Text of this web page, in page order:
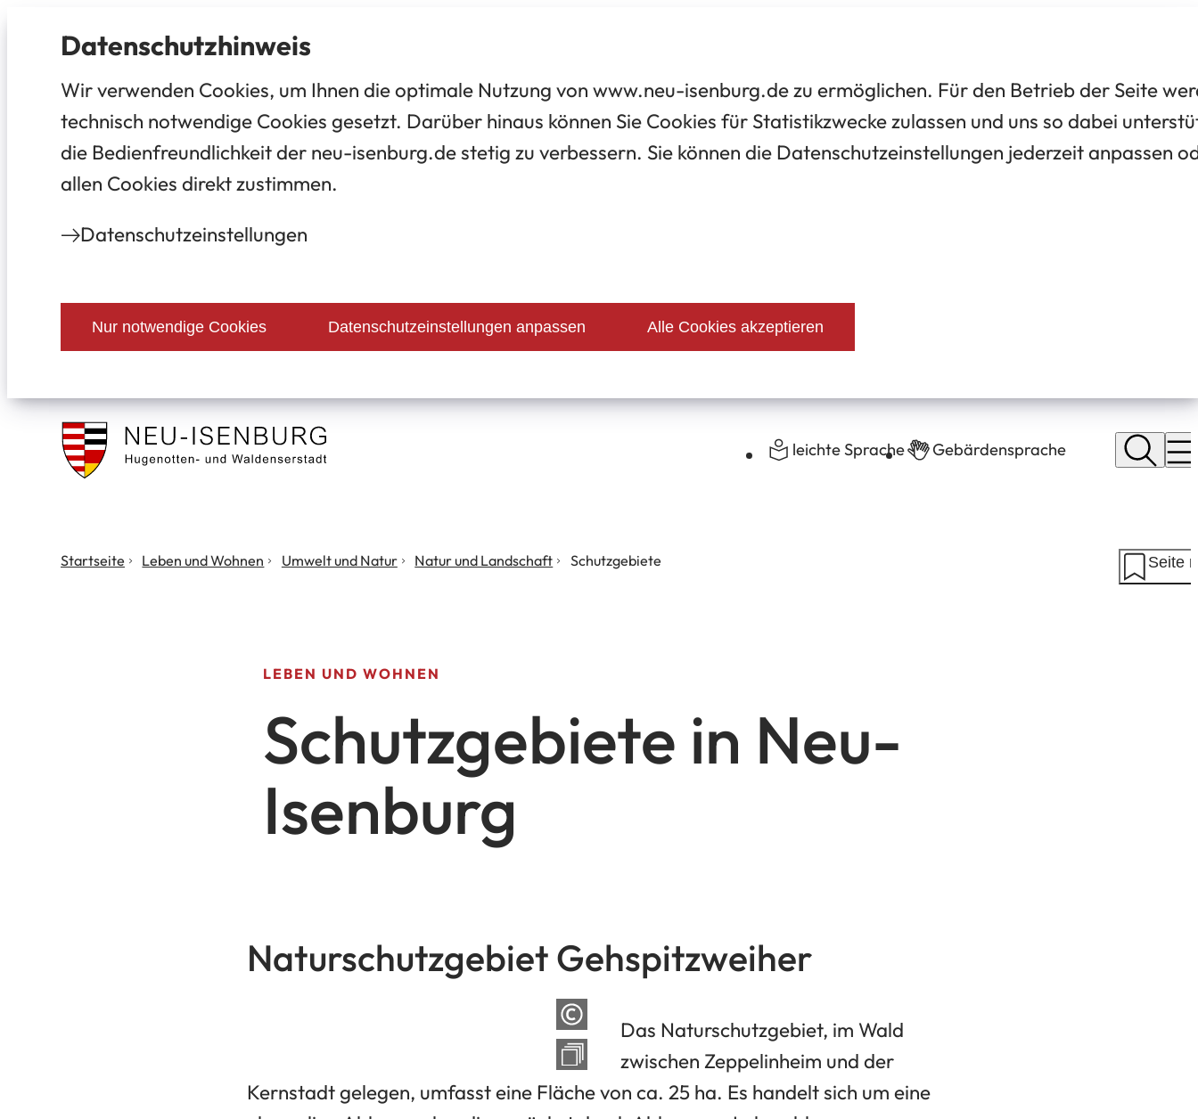
Datenschutz­hinweis
Wir verwenden Cookies, um Ihnen die optimale Nutzung von www.neu-isenburg.de zu ermöglichen. Für den Betrieb der Seite
technisch notwendige Cookies gesetzt. Darüber hinaus können Sie Cookies für Statistikzwecke zulassen und uns so dabei
die Bedienfreundlichkeit der neu-isenburg.de stetig zu verbessern. Sie können die Datenschutzeinstellungen jederzeit anpassen
allen Cookies direkt zustimmen.
Datenschutz­einstellungen
Nur notwendige Cookies Datenschutzeinstellungen anpassen Alle Cookies akzeptieren
Stadt
Isenburg
leichte Sprache Gebärdensprache
Startseite Leben und Wohnen Umwelt und Natur Natur und Landschaft Schutzgebiete Seite
LEBEN UND WOHNEN
Schutzgebiete in Neu-
Isenburg
Naturschutzgebiet Gehspitzweiher
Das Naturschutzgebiet, im Wald
zwischen Zeppelinheim und der
Kernstadt gelegen, umfasst eine Fläche von ca. 25 ha. Es handelt sich um eine